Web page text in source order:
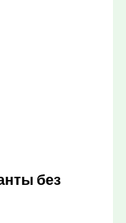
без